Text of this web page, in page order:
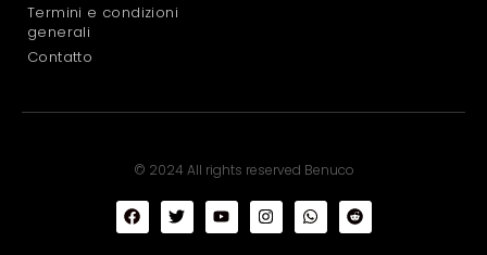
Termini e condizioni
generali
Contatto
© 2024 All rights reserved Benuco